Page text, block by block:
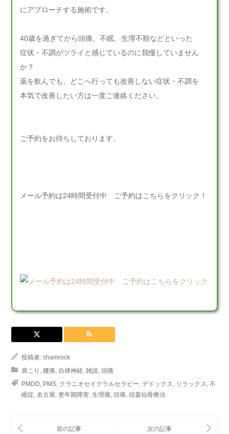
にアプローチする施術です。
40歳を過ぎてから頭痛、不眠、生理不順などといった
症状・不調がツライと感じているのに我慢していません
か？
薬を飲んでも、どこへ行っても改善しない症状・不調を
本気で改善したい方は一度ご連絡ください。
ご予約をお待ちしております。
メール予約は24時間受付中 ご予約はこちらをクリック！
投稿者: shamrock
肩こり
腰痛 自律神経 雑談 頭痛
PMDD PMS クラニオセイクラルセラピー デドックス リラックス 不
眠症 名古屋 更年期障害 生理痛 頭痛 頭蓋仙骨療法